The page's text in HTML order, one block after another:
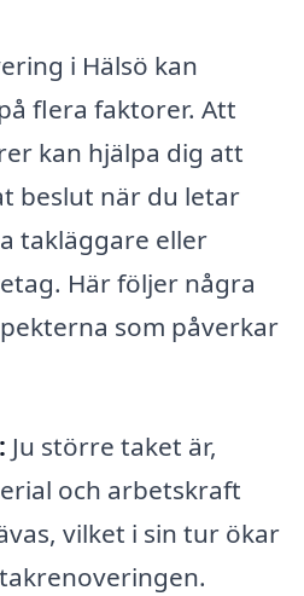
i Hälsö kan
flera faktorer. Att
kan hjälpa dig att
beslut när du letar
takläggare eller
Här följer några
som påverkar
Ju större taket är,
och arbetskraft
vilket i sin tur ökar